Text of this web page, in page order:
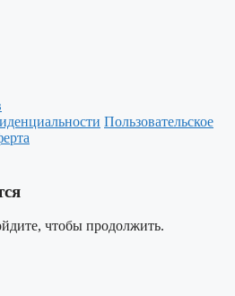
Пользовательское
чтобы продолжить.